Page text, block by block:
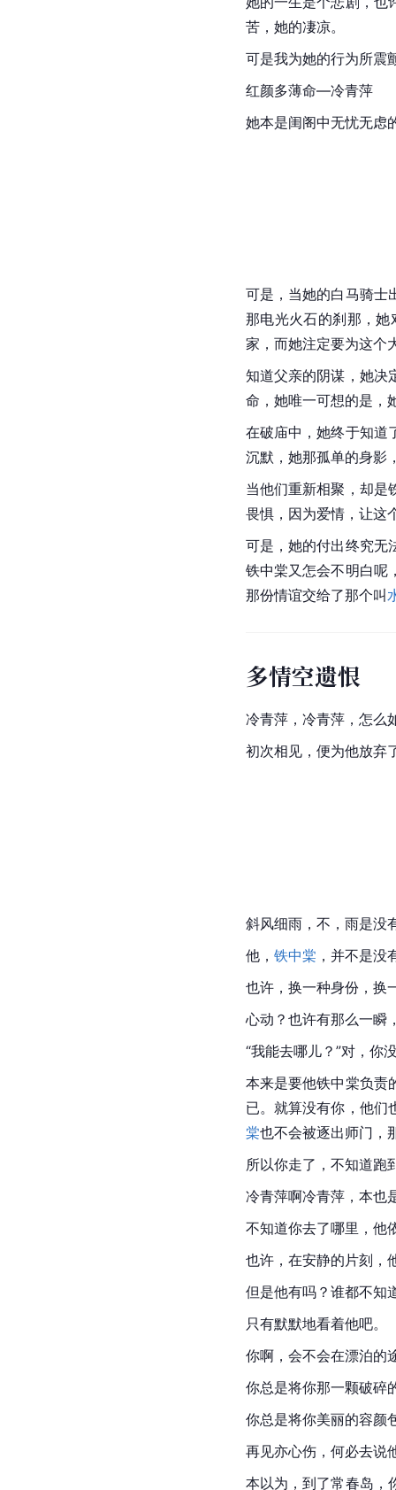
苦，她的凄凉。
可是我为她的行为所震
红颜多薄命—冷青萍
她本是闺阁中无忧无虑
可是，当她的白马骑士
那电光火石的刹那，
家，而她注定要为这个
知道父亲的阴谋，她决
命，她唯一可想的是，
在破庙中，她终于知道
沉默，她那孤单的身影
当他们重新相聚，却是
畏惧，因为爱情，让这
可是，她的付出终究无
铁中棠又怎会不明白呢
那份情谊交给了那个叫
多情空遗恨
冷青萍，冷青萍，怎么
初次相见，便为他放弃
斜风细雨，不，雨是没
他， 铁中棠 ，并不是
也许，换一种身份，换
心动？也许有那么一瞬
“我能去哪儿？”对，你
本来是要他铁中棠负
已。就算没有你，他们
棠也不会被逐出师门，
所以你走了，不知道跑
冷青萍啊冷青萍，本也
不知道你去了哪里，他
也许，在安静的片刻，
但是他有吗？谁都不知
只有默默地看着他吧。
你啊，会不会在漂泊的
你总是将你那一颗破碎
你总是将你美丽的容颜
再见亦心伤，何必去
本以为，到了常春岛，